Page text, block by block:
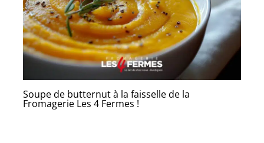
Soupe de butternut à la faisselle de la
Fromagerie Les 4 Fermes !